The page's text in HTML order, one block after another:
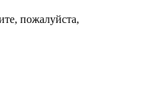
пожалуйста,